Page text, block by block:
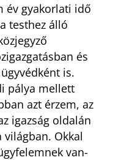
év gyakorlati idő
testhez álló
és
is.
pálya mellett
azt érzem, az
igazság oldalán
világban. Okkal
van-